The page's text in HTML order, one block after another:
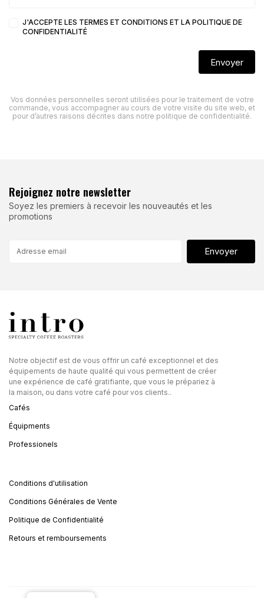
J'ACCEPTE LES TERMES ET CONDITIONS ET LA POLITIQUE DE
CONFIDENTIALITÉ
Envoyer
Vos données personnelles seront utilisées pour le traitement de votre
commande, vous accompagner au cours de votre visite du site web, et
pour d’autres raisons décrites dans notre politique de confidentialité.
Rejoignez notre newsletter
Soyez les premiers à recevoir les nouveautés et les
promotions
Envoyer
Notre objectif est de vous offrir un café exceptionnel et des
équipements de haute qualité qui vous permettent de créer
une expérience de café gratifiante, que vous le prépariez à
la maison, ou dans votre café pour vos clients..
Cafés
Équipments
Professionels
Conditions d'utilisation
Conditions Générales de Vente
Politique de Confidentialité
Retours et remboursements